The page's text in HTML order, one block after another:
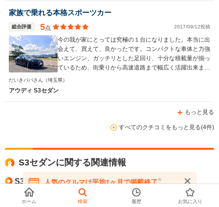
家族で乗れる本格スポーツカー
総合評価 5点 2017/09/12投稿
今の我が家にとっては究極の１台になりました。本当に出
会えて、買えて、良かったです。コンパクトな車体と力強
いエンジン、ガッチリとした足回り、十分な積載量が揃っ
ているため、街乗りから高速道路まで幅広く活躍出来ま
す。
だいきパパさん （埼玉県）
アウディ S3セダン
もっと見る
すべてのクチコミをもっと見る(4件)
S3セダンに関する関連情報
S3セダンの最新モデル情報
新たに安全装備が充実したアウディ S3
人気のクルマは平均1ヶ月で掲載終了※
在庫が無くなる前にお問い合わせください
ホーム 検索 履歴 お気に入り